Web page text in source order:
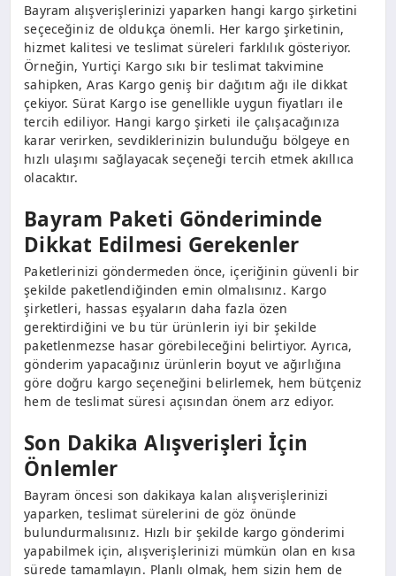
Bayram alışverişlerinizi yaparken hangi kargo şirketini
seçeceğiniz de oldukça önemli. Her kargo şirketinin,
hizmet kalitesi ve teslimat süreleri farklılık gösteriyor.
Örneğin, Yurtiçi Kargo sıkı bir teslimat takvimine
sahipken, Aras Kargo geniş bir dağıtım ağı ile dikkat
çekiyor. Sürat Kargo ise genellikle uygun fiyatları ile
tercih ediliyor. Hangi kargo şirketi ile çalışacağınıza
karar verirken, sevdiklerinizin bulunduğu bölgeye en
hızlı ulaşımı sağlayacak seçeneği tercih etmek akıllıca
olacaktır.
Bayram Paketi Gönderiminde
Dikkat Edilmesi Gerekenler
Paketlerinizi göndermeden önce, içeriğinin güvenli bir
şekilde paketlendiğinden emin olmalısınız. Kargo
şirketleri, hassas eşyaların daha fazla özen
gerektirdiğini ve bu tür ürünlerin iyi bir şekilde
paketlenmezse hasar görebileceğini belirtiyor. Ayrıca,
gönderim yapacağınız ürünlerin boyut ve ağırlığına
göre doğru kargo seçeneğini belirlemek, hem bütçeniz
hem de teslimat süresi açısından önem arz ediyor.
Son Dakika Alışverişleri İçin
Önlemler
Bayram öncesi son dakikaya kalan alışverişlerinizi
yaparken, teslimat sürelerini de göz önünde
bulundurmalısınız. Hızlı bir şekilde kargo gönderimi
yapabilmek için, alışverişlerinizi mümkün olan en kısa
sürede tamamlayın. Planlı olmak, hem sizin hem de